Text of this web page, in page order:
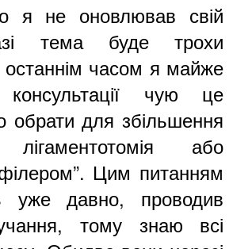
я не оновлював свій
тема буде трохи
останнім часом я майже
чую це
обрати для збільшення
або
Цим питанням
уже давно, проводив
тому знаю всі